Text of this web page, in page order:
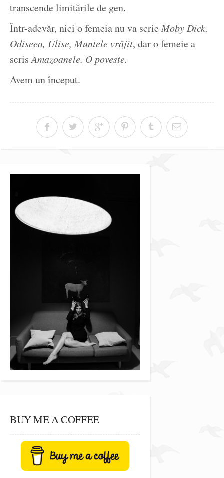
transcende limitările de gen.
Într-adevăr, nici o femeia nu va scrie Moby Dick,
Odiseea, Ulise, Muntele vrăjit, dar o femeie a
scrisAmazoanele. O poveste.
Avem un început.
BUY ME A COFFEE